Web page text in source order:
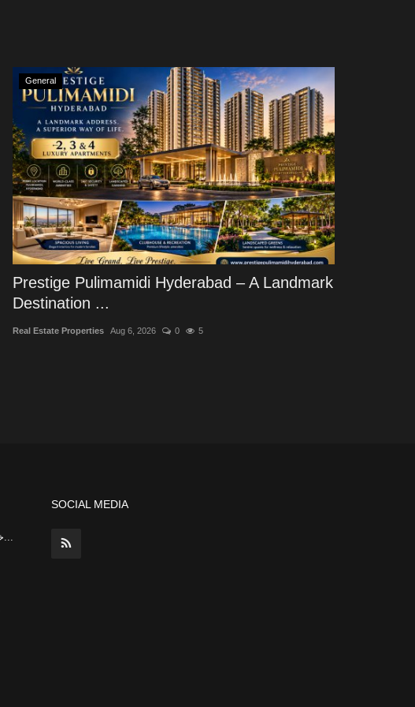
General
Prestige Pulimamidi Hyderabad – A Landmark
Destination ...
Real Estate Properties Aug 6, 2026 0 5
خطوات اختيار الرحلة المناسبة ضمن باصات من المدينة المنو...
SOCIAL MEDIA